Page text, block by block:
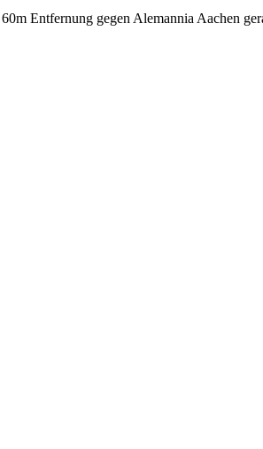
Entfernung gegen Alemannia Aachen